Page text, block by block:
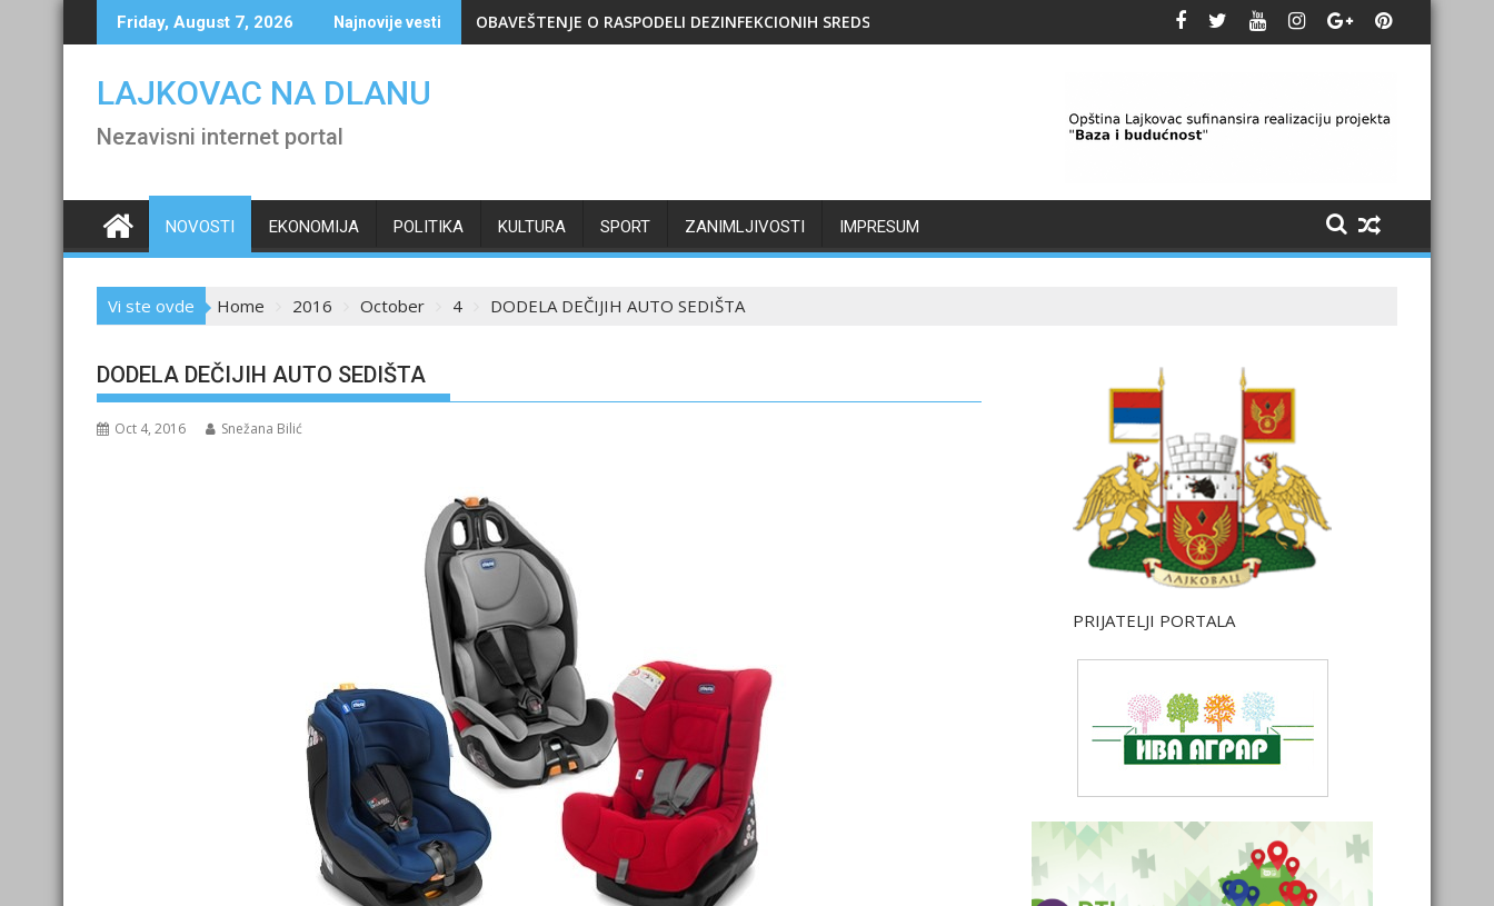
to
Friday, August 7, 2026 Najnovije vesti OBAVEŠTENJE O RASPODELI DEZINFEKCIONIH SREDSTAVA
LAJKOVAC NA DLANU
Nezavisni internet portal
NOVOSTI EKONOMIJA POLITIKA KULTURA SPORT ZANIMLJIVOSTI IMPRESUM
Vi ste ovde Home 2016 October 4 DODELA DEČIJIH AUTO SEDIŠTA
DODELA DEČIJIH AUTO SEDIŠTA
Oct 4, 2016 Snežana Bilić
PRIJATELJI PORTALA